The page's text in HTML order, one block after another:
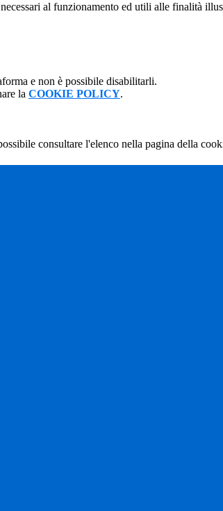
al funzionamento ed utili alle finalità
e non è possibile disabilitarli.
la COOKIE POLICY.
consultare l'elenco nella pagina della